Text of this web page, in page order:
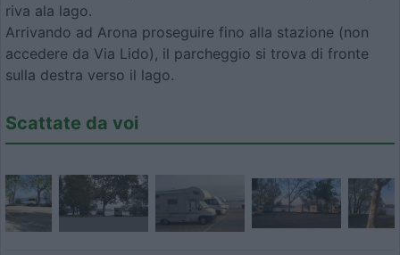
riva ala lago.
Arrivando ad Arona proseguire fino alla stazione (non
accedere da Via Lido), il parcheggio si trova di fronte
sulla destra verso il lago.
Scattate da voi